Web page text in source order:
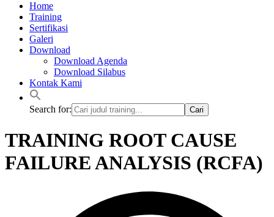
Home
Training
Sertifikasi
Galeri
Download
Download Agenda
Download Silabus
Kontak Kami
Search for:
TRAINING ROOT CAUSE
FAILURE ANALYSIS (RCFA)